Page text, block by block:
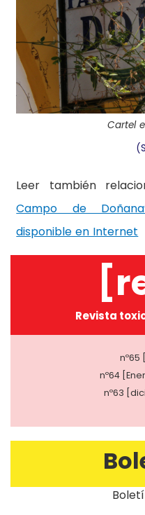
Cartel
Leer también
Campo de
disponible en Internet
Revista
nº65
nº64
nº63